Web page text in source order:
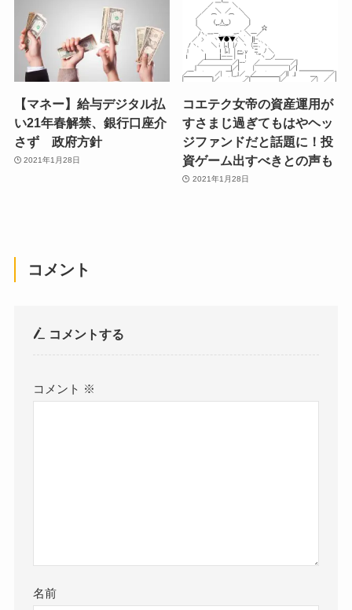
【マネー】給与デジタル払
い21年春解禁、銀行口座介
さず 政府方針
2021年1月28日
コエテク女帝の資産運用が
すさまじ過ぎてもはやヘッ
ジファンドだと話題に！投
資ゲーム出すべきとの声も
2021年1月28日
コメント
コメントする
コメント ※
名前